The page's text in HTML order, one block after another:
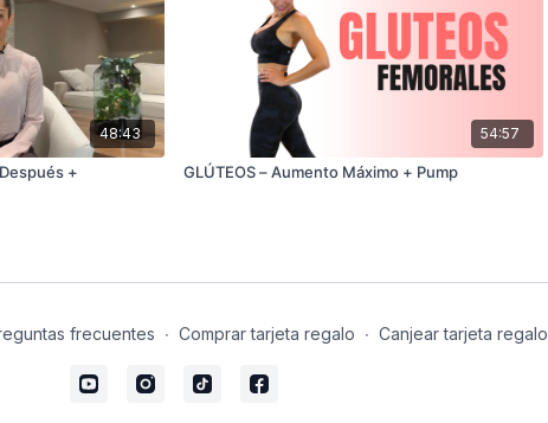
48:43
+
54:57
GLÚTEOS – Aumento Máximo + Pump
frecuentes ∙ Comprar tarjeta regalo ∙ Canjear tarjeta regalo